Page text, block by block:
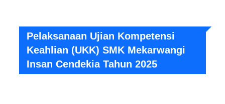
Pelaksanaan Ujian Kompetensi
Keahlian (UKK) SMK Mekarwangi
Insan Cendekia Tahun 2025